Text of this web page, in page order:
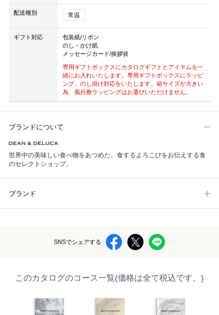
配送種別 常温
ギフト対応
包装紙/リボン
のし・かけ紙
メッセージカード/挨拶状
専用ギフトボックスにカタログギフトとアイテムを一
緒にお入れいたします。専用ギフトボックスにラッピ
ング、のし掛け対応をいたします。箱サイズが大きい
為、風呂敷ラッピングはお選びいただけません。
ブランドについて
世界中の美味しい食べ物をあつめた、食するよろこびをお伝えする食
のセレクトショップ。
ブランド
SNSでシェアする
このカタログのコース一覧(価格は全て税込です。)